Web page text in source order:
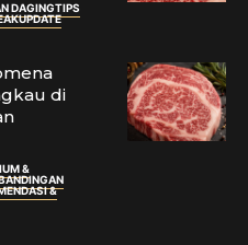
DAGINGTIPS
UPDATE
di
&
&